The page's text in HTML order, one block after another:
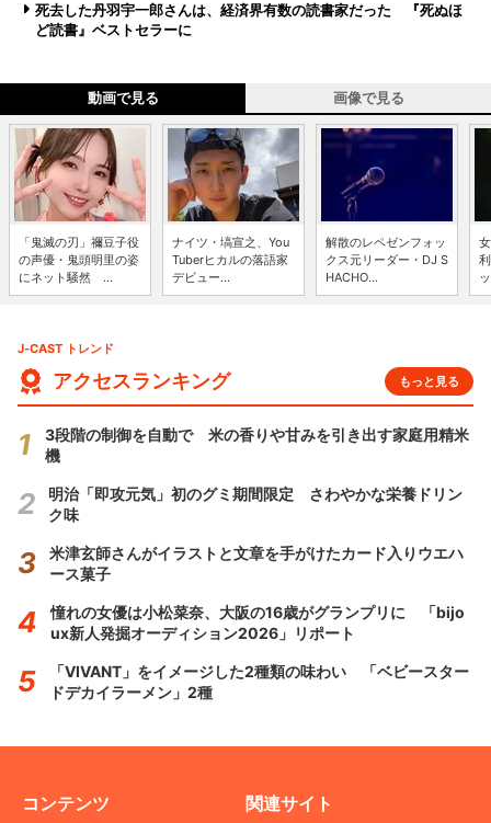
死去した丹羽宇一郎さんは、経済界有数の読書家だった 『死ぬほ
ど読書』ベストセラーに
動画で見る 画像で見る
「鬼滅の刃」禰豆子役
の声優・鬼頭明里の姿
にネット騒然 ...
ナイツ・塙宣之、You
Tuberヒカルの落語家
デビュー...
解散のレペゼンフォッ
クス元リーダー・DJ S
HACHO...
J-CAST トレンド
アクセスランキング もっと見る
3段階の制御を自動で 米の香りや甘みを引き出す家庭用精米
機
明治「即攻元気」初のグミ期間限定 さわやかな栄養ドリン
ク味
米津玄師さんがイラストと文章を手がけたカード入りウエハ
ース菓子
憧れの女優は小松菜奈、大阪の16歳がグランプリに 「bijo
ux新人発掘オーディション2026」リポート
「VIVANT」をイメージした2種類の味わい 「ベビースター
ドデカイラーメン」2種
コンテンツ 関連サイト